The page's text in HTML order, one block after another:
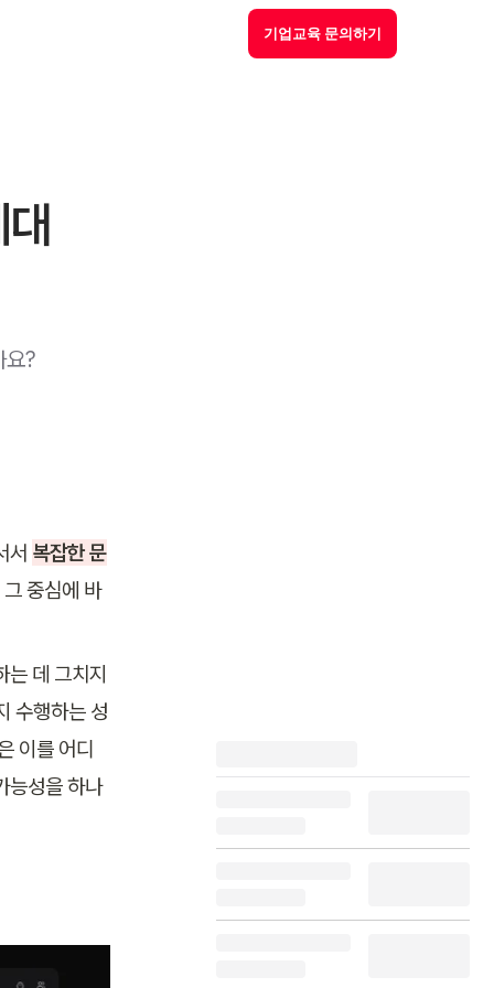
기업교육 문의하기
?
서 복잡한 문
중심에 바
데 그치지
수행하는 성
이를 어디
능성을 하나